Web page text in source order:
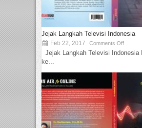
Jejak Langkah Televisi Indonesia
Feb 22, 2017 Comments Off
Jejak Langkah Televisi Indonesia
ke...